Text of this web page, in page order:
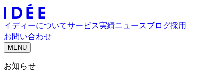
イディーについてサービス実績ニュースブログ採用
お問い合わせ
MENU
お知らせ